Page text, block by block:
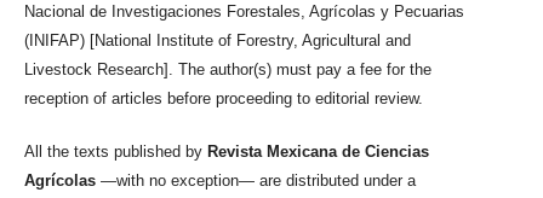
Nacional de Investigaciones Forestales, Agrícolas y Pecuarias
(INIFAP) [National Institute of Forestry, Agricultural and
Livestock Research]. The author(s) must pay a fee for the
reception of articles before proceeding to editorial review.
All the texts published by Revista Mexicana de Ciencias
Agrícolas —with no exception— are distributed under a